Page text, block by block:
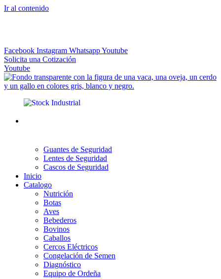
Ir al contenido
Facebook Instagram WhatsappYoutube
Solicita una Cotización
Youtube
Guantes de Seguridad
Lentes de Seguridad
Cascos de Seguridad
Inicio
Catalogo
Nutrición
Botas
Aves
Bebederos
Bovinos
Caballos
Cercos Eléctricos
Congelación de Semen
Diagnóstico
Equipo de Ordeña